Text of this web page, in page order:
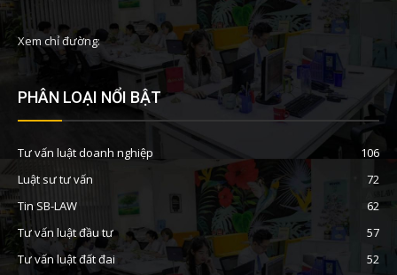
Xem chỉ đường:
PHÂN LOẠI NỔI BẬT
Tư vấn luật doanh nghiệp
106
Luật sư tư vấn
72
Tin SB-LAW
62
Tư vấn luật đầu tư
57
Tư vấn luật đất đai
52